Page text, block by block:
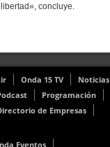
concluye.
Onda 15 TV
Noticias
Programación
de Empresas
Eventos